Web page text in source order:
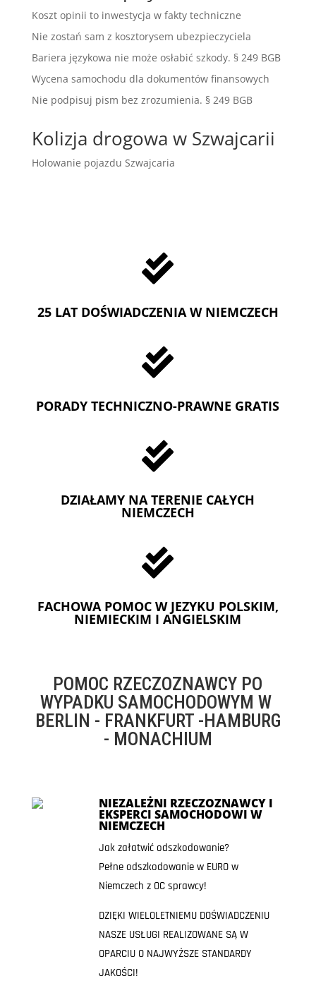
Koszt opinii to inwestycja w fakty techniczne
Nie zostań sam z kosztorysem ubezpieczyciela
Bariera językowa nie może osłabić szkody. § 249 BGB
Wycena samochodu dla dokumentów finansowych
Nie podpisuj pism bez zrozumienia. § 249 BGB
Kolizja drogowa w Szwajcarii
Holowanie pojazdu Szwajcaria

25 LAT DOŚWIADCZENIA W NIEMCZECH

PORADY TECHNICZNO-PRAWNE GRATIS

DZIAŁAMY NA TERENIE CAŁYCH
NIEMCZECH

FACHOWA POMOC W JEZYKU POLSKIM,
NIEMIECKIM I ANGIELSKIM
POMOC RZECZOZNAWCY PO
WYPADKU SAMOCHODOWYM W
BERLIN - FRANKFURT -HAMBURG
- MONACHIUM
NIEZALEŻNI RZECZOZNAWCY I
EKSPERCI SAMOCHODOWI W
NIEMCZECH
Jak załatwić odszkodowanie?
Pełne odszkodowanie w EURO w
Niemczech z OC sprawcy!
DZIĘKI WIELOLETNIEMU DOŚWIADCZENIU
NASZE USŁUGI REALIZOWANE SĄ W
OPARCIU O NAJWYŻSZE STANDARDY
JAKOŚCI!